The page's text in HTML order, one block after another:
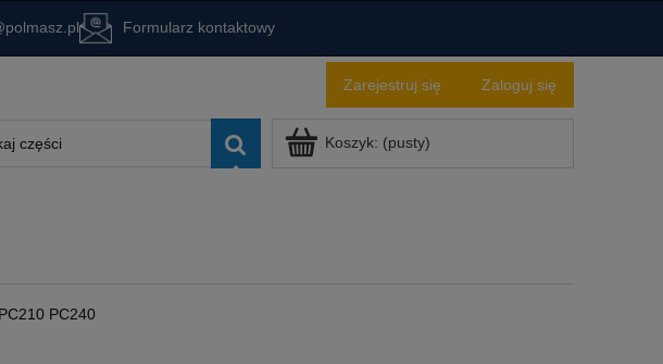
Formularz kontaktowy
Zarejestruj się Zaloguj się
Koszyk: (pusty)
PC240